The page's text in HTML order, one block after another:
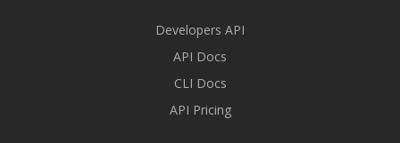
Developers API
API Docs
CLI Docs
API Pricing